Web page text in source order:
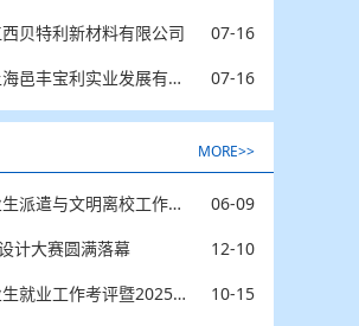
贝特利新材料有限公司 07-16
丰宝利实业发展有限公司 07-16
MORE>>
遣与文明离校工作布置会 06-09
计大赛圆满落幕 12-10
评暨2025届毕业生就业工作动员会 10-15